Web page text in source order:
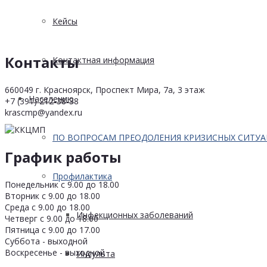
Кейсы
Контактная информация
Населению
ПО ВОПРОСАМ ПРЕОДОЛЕНИЯ КРИЗИСНЫХ
Профилактика
Инфекционных заболеваний
Инсульта
Контакты
660049 г. Красноярск, Проспект Мира, 7а, 3 этаж
+7 (391) 212-38-38
krascmp@yandex.ru
График работы
Понедельник с 9.00 до 18.00
Вторник с 9.00 до 18.00
Среда с 9.00 до 18.00
Четверг с 9.00 до 18.00
Пятница с 9.00 до 17.00
Суббота - выходной
Воскресенье - выходной